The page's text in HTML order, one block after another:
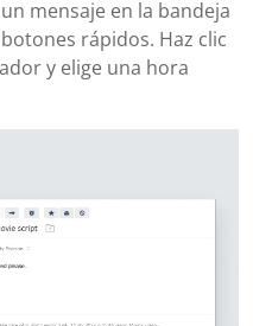
mensaje en la bandeja
rápidos. Haz clic
y elige una hora